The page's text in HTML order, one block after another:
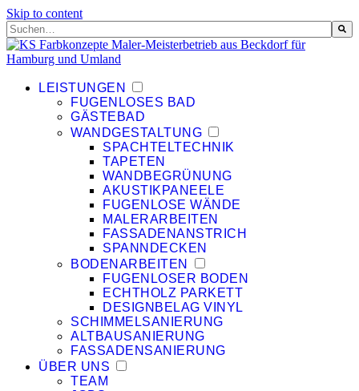
Skip to content
Dies ist ein Suchfeld mit einer automatischen Vorschlagsfunktion.
Es gibt keine Vorschläge, da das Suchfeld leer ist.
LEISTUNGEN
FUGENLOSES BAD
GÄSTEBAD
WANDGESTALTUNG
SPACHTELTECHNIK
TAPETEN
WANDBEGRÜNUNG
AKUSTIKPANEELE
FUGENLOSE WÄNDE
MALERARBEITEN
FASSADENANSTRICH
SPANNDECKEN
BODENARBEITEN
FUGENLOSER BODEN
ECHTHOLZ PARKETT
DESIGNBELAG VINYL
SCHIMMELSANIERUNG
ALTBAUSANIERUNG
FASSADENSANIERUNG
ÜBER UNS
TEAM